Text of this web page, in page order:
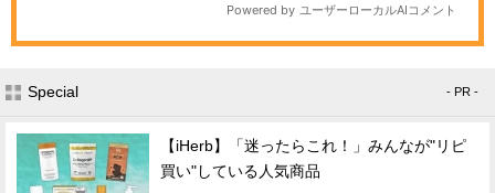
Special - PR -
【iHerb】「迷ったらこれ！」みんなが"リピ
買い"している人気商品